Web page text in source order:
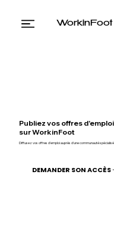
WorkinFoot
Publiez vos offres d'emploi
sur WorkinFoot
Diffusez vos offres d'emploi auprès d'une communauté
DEMANDER SON ACCÈS